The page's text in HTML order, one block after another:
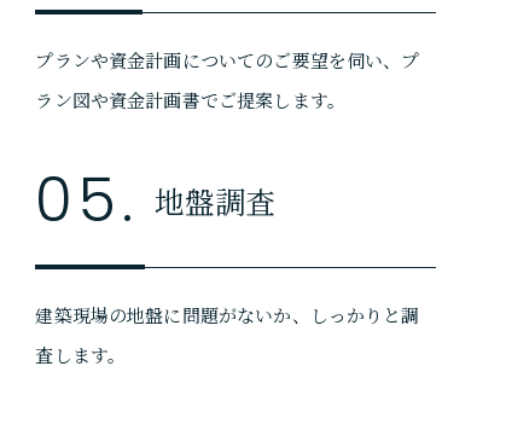
プランや資金計画についてのご要望を伺い、プ
ラン図や資金計画書でご提案します。
05. 地盤調査
建築現場の地盤に問題がないか、しっかりと調
査します。